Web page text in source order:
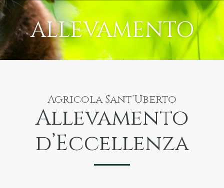
ALLEVAMENTO
Agricola Sant’Uberto
Allevamento
d’Eccellenza